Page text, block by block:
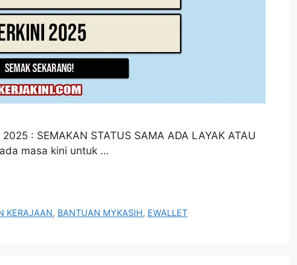
: SEMAKAN STATUS SAMA ADA LAYAK ATAU
masa kini untuk …
KERAJAAN, BANTUAN MYKASIH, EWALLET